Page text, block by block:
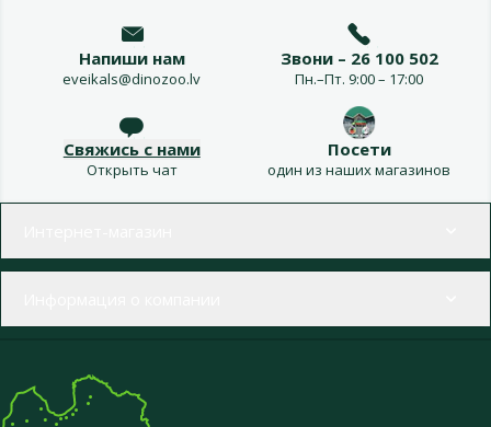
Напиши нам
eveikals@dinozoo.lv
Звони – 26 100 502
Пн.–Пт. 9:00 – 17:00
Свяжись с нами
Открыть чат
Посети
один из наших магазинов